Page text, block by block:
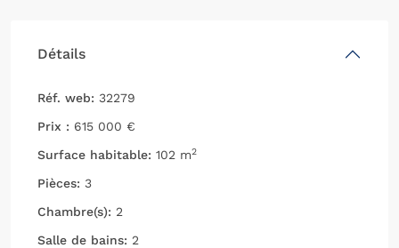
Détails
Réf. web: 32279
Prix : 615 000 €
Surface habitable: 102 m2
Pièces: 3
Chambre(s): 2
Salle de bains: 2